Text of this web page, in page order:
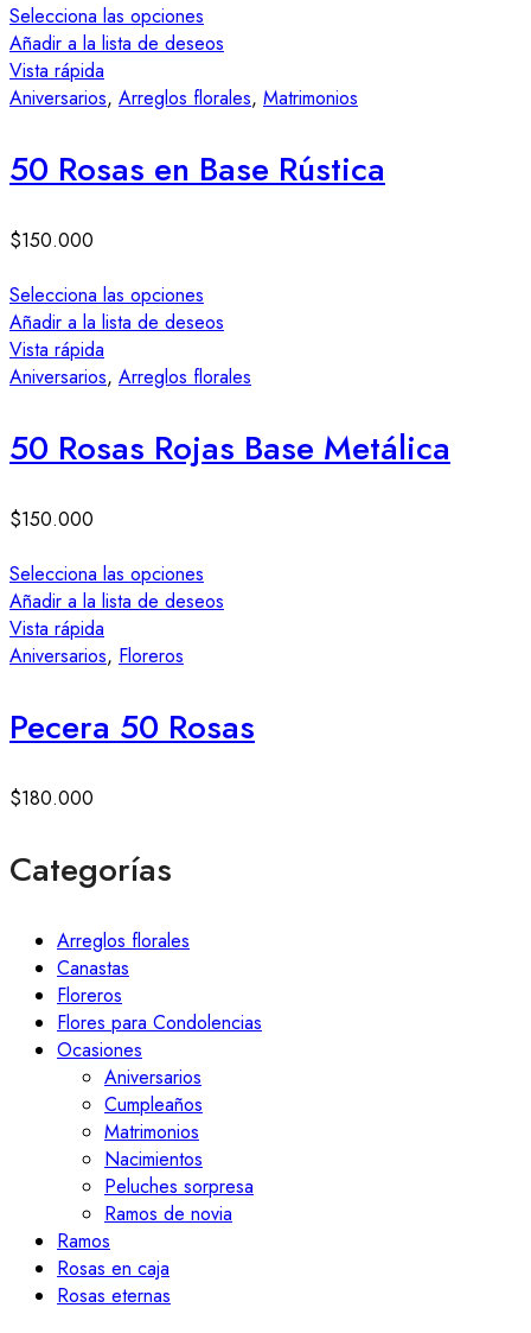
Selecciona las opciones
Añadir a la lista de deseos
Vista rápida
Aniversarios, Arreglos florales, Matrimonios
50 Rosas en Base Rústica
$150.000
Selecciona las opciones
Añadir a la lista de deseos
Vista rápida
Aniversarios, Arreglos florales
50 Rosas Rojas Base Metálica
$150.000
Selecciona las opciones
Añadir a la lista de deseos
Vista rápida
Aniversarios, Floreros
Pecera 50 Rosas
$180.000
Categorías
Arreglos florales
Canastas
Floreros
Flores para Condolencias
Ocasiones
Aniversarios
Cumpleaños
Matrimonios
Nacimientos
Peluches sorpresa
Ramos de novia
Ramos
Rosas en caja
Rosas eternas